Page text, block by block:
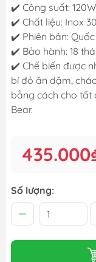
✔️ Công suất: 120W
✔️ Chất liệu: Inox
✔️ Phiên bản: Quốc
✔️ Bảo hành: 18
✔️ Chế biến được
bí đỏ ăn dặm,
bằng cách cho tất
Bear.
Số lượng: